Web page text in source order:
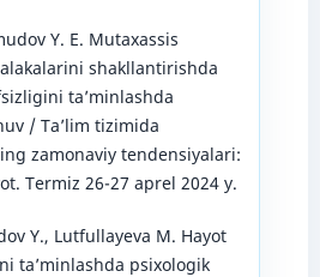
Y. E. Mutаxаssis
shаkllаntirishdа
tа’minlаshdа
/ Tа’lim tizimidа
zаmоnаviy tendensiyаlаri:
Termiz 26-27 аprel 2024 y.
Y., Lutfullаyevа M. Hаyоt
tа’minlаshdа psixоlоgik